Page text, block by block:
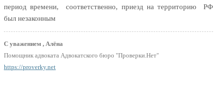
период времени, соответственно, приезд на территорию РФ
был незаконным
С уважением , Алёна
Помощник адвоката Адвокатского бюро "Проверки.Нет"
https://proverky.net